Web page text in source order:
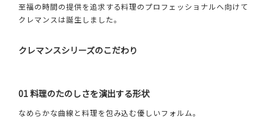
至福の時間の提供を追求する料理のプロフェッショナルへ向けて
クレマンスは誕生しました。
クレマンスシリーズのこだわり
01 料理のたのしさを演出する形状
なめらかな曲線と料理を包み込む優しいフォルム。